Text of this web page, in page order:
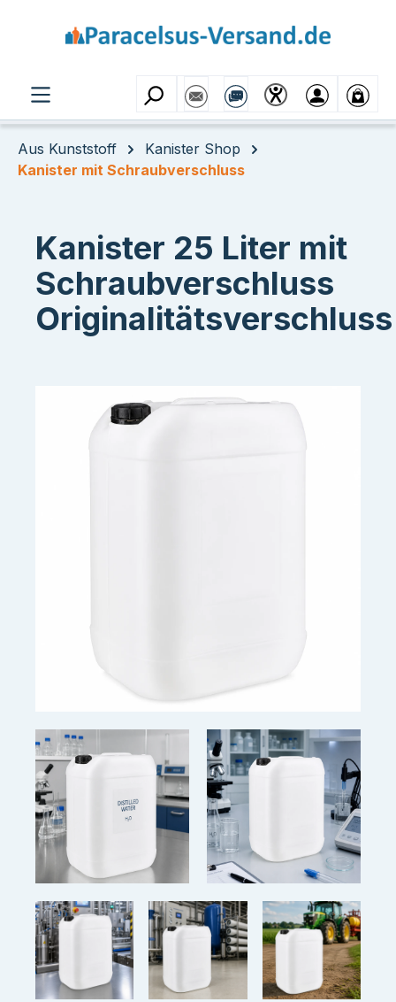
Aus Kunststoff
Kanister Shop
Kanister mit Schraubverschluss
Kanister 25 Liter mit
Schraubverschluss
Originalitätsverschluss